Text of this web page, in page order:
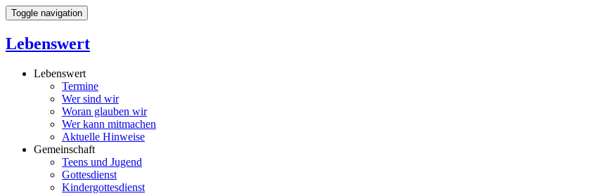
Toggle navigation
Lebenswert
Lebenswert
Termine
Wer sind wir
Woran glauben wir
Wer kann mitmachen
Aktuelle Hinweise
Gemeinschaft
Teens und Jugend
Gottesdienst
Kindergottesdienst